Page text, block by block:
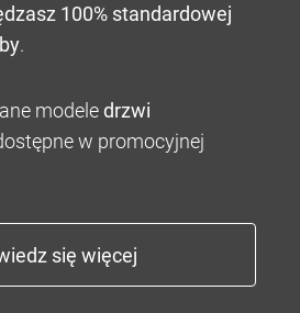
100% standardowej
.
modeledrzwi
w promocyjnej